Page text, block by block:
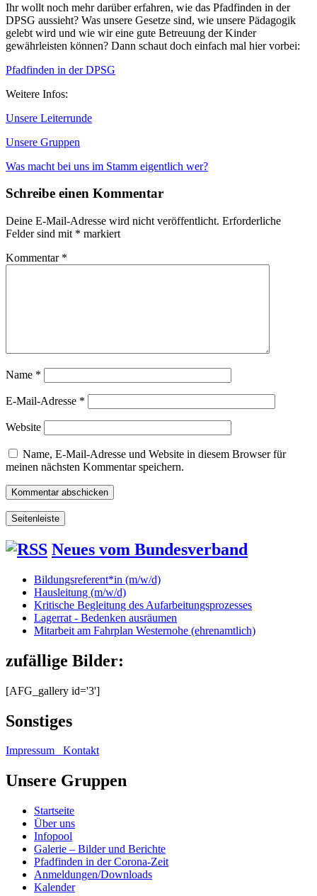
Ihr wollt noch mehr darüber erfahren, wie das Pfadfinden in der
DPSG aussieht? Was unsere Gesetze sind, wie unsere Pädagogik
gelebt wird und wie wir eine gute Betreuung der Kinder
gewährleisten können? Dann schaut doch einfach mal hier vorbei:
Pfadfinden in der DPSG
Weitere Infos:
Unsere Leiterrunde
Unsere Gruppen
Was macht bei uns im Stamm eigentlich wer?
Schreibe einen Kommentar
Deine E-Mail-Adresse wird nicht veröffentlicht. Erforderliche
Felder sind mit * markiert
Kommentar *
Name *
E-Mail-Adresse *
Website
Name, E-Mail-Adresse und Website in diesem Browser für
meinen nächsten Kommentar speichern.
Seitenleiste
Neues vom Bundesverband
Bildungsreferent*in (m/w/d)
Hausleitung (m/w/d)
Kritische Begleitung des Aufarbeitungsprozesses
Lagerrat - Bedenken ausräumen
Mitarbeit am Fahrplan Westernohe (ehrenamtlich)
zufällige Bilder:
[AFG_gallery id='3']
Sonstiges
Impressum Kontakt
Unsere Gruppen
Startseite
Über uns
Infopool
Galerie – Bilder und Berichte
Pfadfinden in der Corona-Zeit
Anmeldungen/Downloads
Kalender